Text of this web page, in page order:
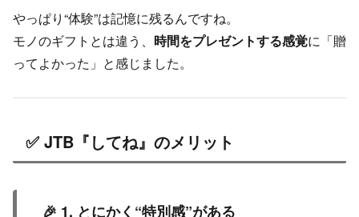
やっぱり“体験”は記憶に残るんですね。
モノのギフトとは違う、 時間をプレゼントする感覚に「贈
ってよかった」と感じました。
✅ JTB『してね』のメリット
🎉 1. とにかく“特別感”がある